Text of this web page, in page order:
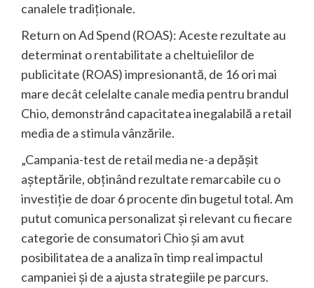
canalele tradiționale.
Return on Ad Spend (ROAS): Aceste rezultate au
determinat o rentabilitate a cheltuielilor de
publicitate (ROAS) impresionantă, de 16 ori mai
mare decât celelalte canale media pentru brandul
Chio, demonstrând capacitatea inegalabilă a retail
media de a stimula vânzările.
„Campania-test de retail media ne-a depășit
așteptările, obținând rezultate remarcabile cu o
investiție de doar 6 procente din bugetul total. Am
putut comunica personalizat și relevant cu fiecare
categorie de consumatori Chio și am avut
posibilitatea de a analiza în timp real impactul
campaniei și de a ajusta strategiile pe parcurs.